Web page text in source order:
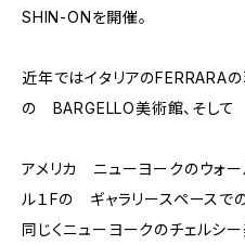
SHIN-ONを開催。
近年ではイタリアのFERRARA
の BARGELLO美術館、そして
アメリカ ニューヨークのウォー
ル１Fの ギャラリースペースで
同じくニューヨークのチェルシ